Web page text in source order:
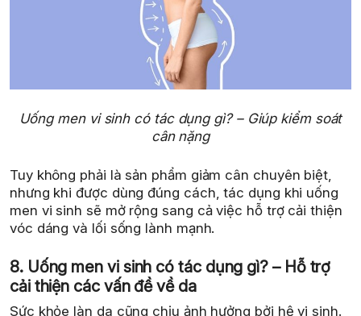
Uống men vi sinh có tác dụng gì? – Giúp kiểm soát
cân nặng
Tuy không phải là sản phẩm giảm cân chuyên biệt,
nhưng khi được dùng đúng cách, tác dụng khi uống
men vi sinh sẽ mở rộng sang cả việc hỗ trợ cải thiện
vóc dáng và lối sống lành mạnh.
8. Uống men vi sinh có tác dụng gì? – Hỗ trợ
cải thiện các vấn đề về da
Sức khỏe làn da cũng chịu ảnh hưởng bởi hệ vi sinh.